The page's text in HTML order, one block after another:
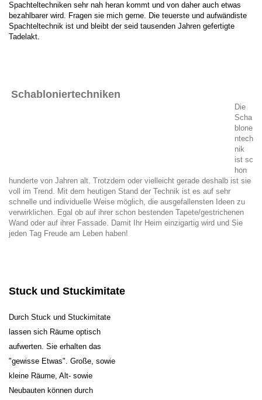
Spachteltechniken sehr nah heran kommt und von daher auch etwas
bezahlbarer wird. Fragen sie mich gerne. Die teuerste und aufwändiste
Spachteltechnik ist und bleibt der seid tausenden Jahren gefertigte
Tadelakt.
Schabloniertechniken
Die
Scha
blone
ntech
nik
ist sc
hon
hunderte von Jahren alt. Trotzdem oder vielleicht gerade deshalb ist sie
voll im Trend. Mit dem heutigen Stand der Technik ist es auf sehr
schnelle und individuelle Weise möglich, die ausgefallensten Ideen zu
verwirklichen. Egal ob auf ihrer schon bestenden Tapete/gestrichenen
Wand oder auf ihrer Fassade. Damit Ihr Heim einzigartig wird und Sie
jeden Tag Freude am Leben haben!
Stuck und Stuckimitate
Durch Stuck und Stuckimitate
lassen sich Räume optisch
aufwerten. Sie erhalten das
"gewisse Etwas". Große, sowie
kleine Räume, Alt- sowie
Neubauten können durch